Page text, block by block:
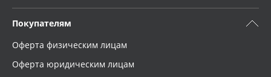
Покупателям
Оферта физическим лицам
Оферта юридическим лицам